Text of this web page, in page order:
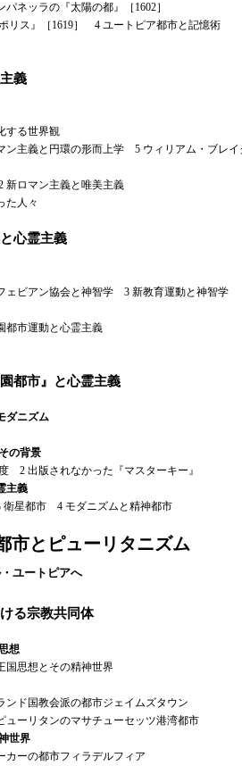
ネッラの『太陽の都』［1602］
リス』［1619］ 4 ユートピア都市と記憶術
義
する世界観
主義と円環の形而上学 5 ウィリアム・ブレイ
ロマン主義と唯美主義
た人々
心霊主義
ビアン協会と神智学 3 新教育運動と神智学
市運動と心霊主義
都市』と心霊主義
ダニズム
の背景
2 出版されなかった『マスターキー』
主義
星都市 4 モダニズムと精神都市
とピューリタニズム
ユートピアへ
る宗教共同体
想
思想とその精神世界
ド国教会派の都市ジェイムズタウン
ーリタンのマサチューセッツ港湾都市
世界
ーの都市フィラデルフィア